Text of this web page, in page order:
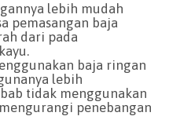
lebih mudah
pemasangan baja
dari pada
baja ringan
lebih
tidak menggunakan
penebangan